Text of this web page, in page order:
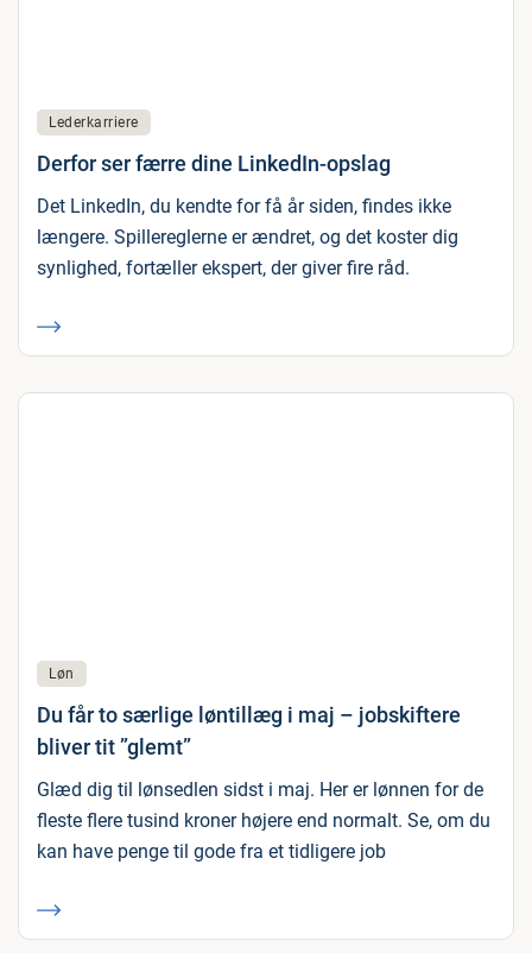
Lederkarriere
Derfor ser færre dine LinkedIn-opslag
Det LinkedIn, du kendte for få år siden, findes ikke
længere. Spillereglerne er ændret, og det koster dig
synlighed, fortæller ekspert, der giver fire råd.
Løn
Du får to særlige løntillæg i maj – jobskiftere
bliver tit ”glemt”
Glæd dig til lønsedlen sidst i maj. Her er lønnen for de
fleste flere tusind kroner højere end normalt. Se, om du
kan have penge til gode fra et tidligere job